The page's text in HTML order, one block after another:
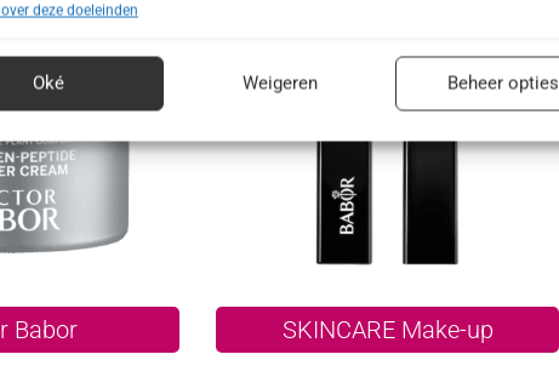
apparaten linken, Apparaten identificeren op basis van automatisch
voor beveiliging, fraude voorkomen en detecteren en
opsporen, Advertenties en content leveren en tonen,
opslaan en delen.
deze doeleinden
Oké Weigeren Beheer opties
Babor SKINCARE Make-up